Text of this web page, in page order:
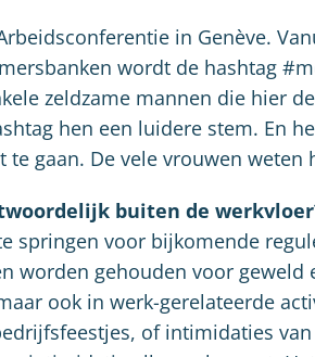
in Genève.
wordt de hashtag
zeldzame mannen die hier
hen een luidere stem. En
gaan. De vele vrouwen weten
buiten de
springen voor bijkomende
worden gehouden voor
ook in werk-gerelateerde
of intimidaties